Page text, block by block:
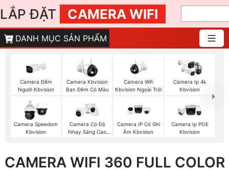
LẮP ĐẶT CAMERA WIFI
DANH MỤC SẢN PHẨM
Camera Đếm
Người Kbvision
Camera Kbvision
Ban Đêm Có Màu
Camera Wifi
Kbvision Ngoài Trời
Camera Ip 4k
Kbvision
Camera Speedom
Kbvision
Camera Có Độ
Nhạy Sáng Cao
Camera IP Có Ghi
Âm Kbvision
Camera Ip POE
Kbvision
CAMERA WIFI 360 FULL COLOR